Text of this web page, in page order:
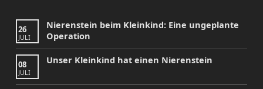
26
JULI
Nierenstein beim Kleinkind: Eine ungeplante
Operation
08
JULI
Unser Kleinkind hat einen Nierenstein